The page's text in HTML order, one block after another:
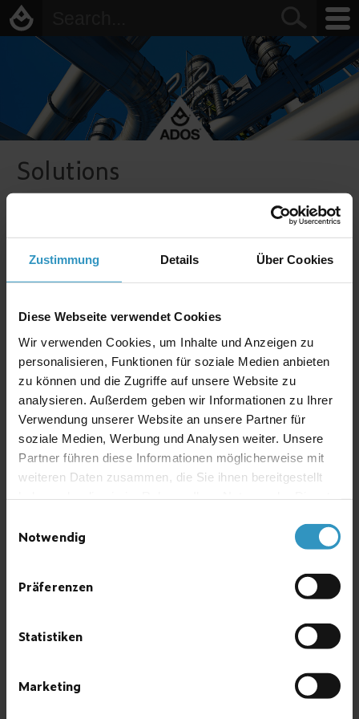
Zustimmung Details Über Cookies
Diese Webseite verwendet Cookies
Wir verwenden Cookies, um Inhalte und Anzeigen zu
personalisieren, Funktionen für soziale Medien anbieten
zu können und die Zugriffe auf unsere Website zu
analysieren. Außerdem geben wir Informationen zu Ihrer
Verwendung unserer Website an unsere Partner für
soziale Medien, Werbung und Analysen weiter. Unsere
Partner führen diese Informationen möglicherweise mit
weiteren Daten zusammen, die Sie ihnen bereitgestellt
Notwendig
Präferenzen
Statistiken
Marketing
Solutions
Highly-sensitive sensors
dangerous substances,
concentrations and can
potential dangers
Sophisticated equipment
for special requirements
as well as universal
applications
Extensive production
program – “low budget”
or “high end equipment”
System components for
extraction